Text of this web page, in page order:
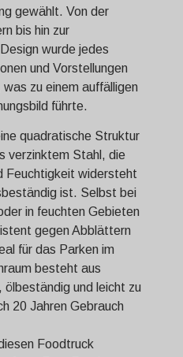
gewählt. Von der
bis hin zur
wurde jedes
und Vorstellungen
zu einem auffälligen
führte.
quadratische Struktur
verzinktem Stahl, die
Feuchtigkeit widersteht
ist. Selbst bei
in feuchten Gebieten
gegen Abblättern
für das Parken im
besteht aus
ölbeständig und leicht zu
20 Jahren Gebrauch
Foodtruck